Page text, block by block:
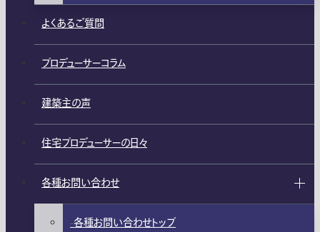
よくあるご質問
プロデューサーコラム
建築主の声
住宅プロデューサーの日々
各種お問い合わせ
各種お問い合わせトップ